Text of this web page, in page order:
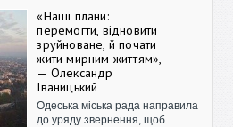
«Наші плани:
перемогти, відновити
зруйноване, й почати
жити мирним життям»,
— Олександр
Іваницький
Одеська міська рада направила
до уряду звернення, щоб